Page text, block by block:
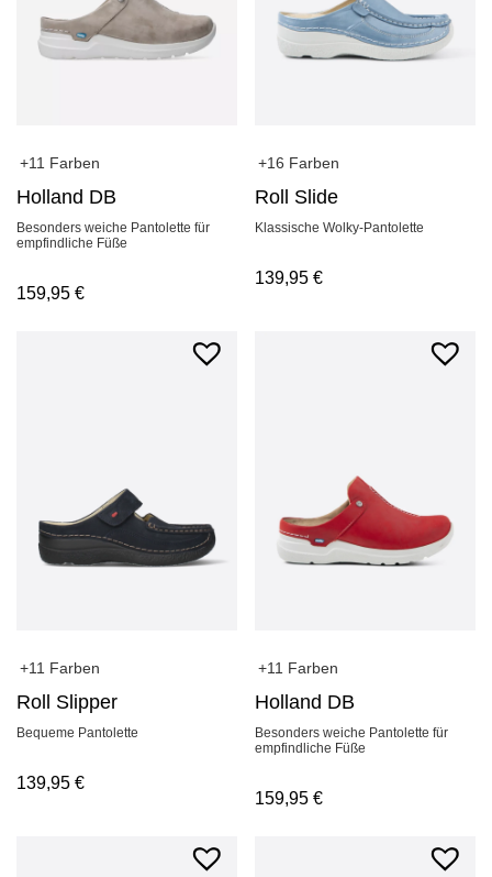
+11 Farben
Holland DB
Besonders weiche Pantolette für
empfindliche Füße
159,95 €
+16 Farben
Roll Slide
Klassische Wolky-Pantolette
139,95€
+11 Farben
Roll Slipper
Bequeme Pantolette
139,95 €
+11 Farben
Holland DB
Besonders weiche Pantolette für
empfindliche Füße
159,95€